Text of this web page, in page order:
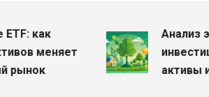
как
меняет
Анализ
инвестиции
активы и их